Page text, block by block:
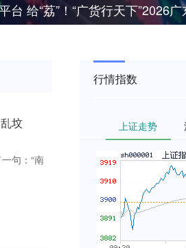
台 给“荔”！“广货行天下”2026
坟
句：“南
行情指数
上证走势